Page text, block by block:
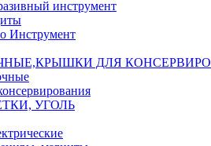
инструмент
Инструмент
ДЛЯ
УГОЛЬ